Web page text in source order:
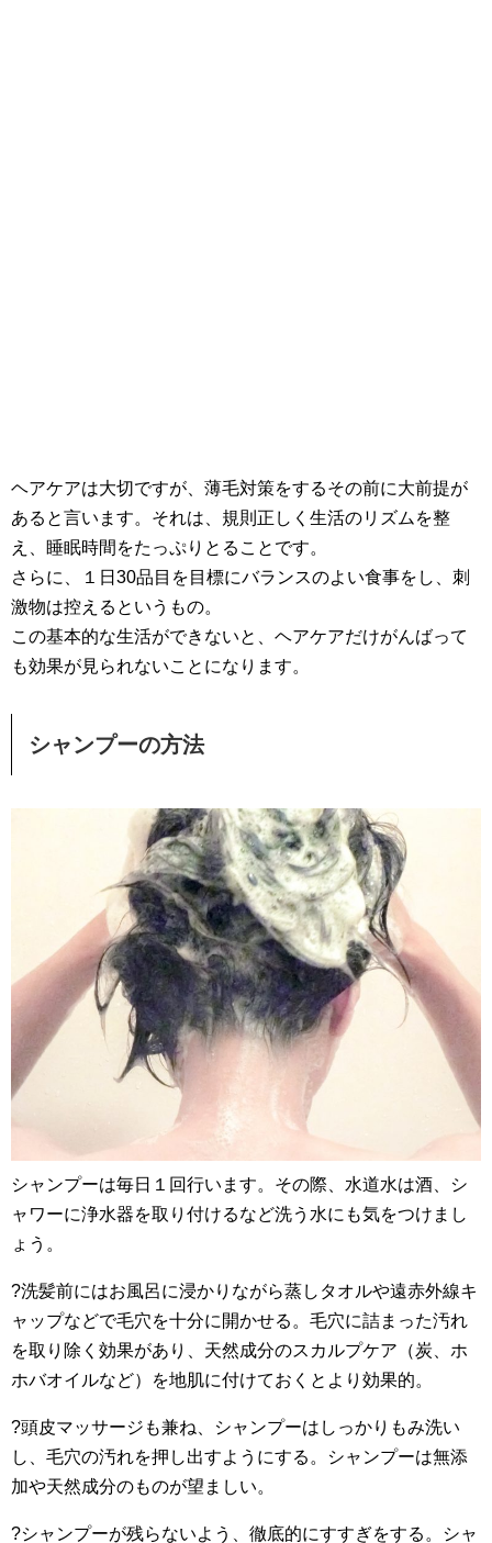
ヘアケアは大切ですが、薄毛対策をするその前に大前提が
あると言います。それは、規則正しく生活のリズムを整
え、睡眠時間をたっぷりとることです。
さらに、１日30品目を目標にバランスのよい食事をし、刺
激物は控えるというもの。
この基本的な生活ができないと、ヘアケアだけがんばって
も効果が見られないことになります。
シャンプーの方法
シャンプーは毎日１回行います。その際、水道水は酒、シ
ャワーに浄水器を取り付けるなど洗う水にも気をつけまし
ょう。
?洗髪前にはお風呂に浸かりながら蒸しタオルや遠赤外線キ
ャップなどで毛穴を十分に開かせる。毛穴に詰まった汚れ
を取り除く効果があり、天然成分のスカルプケア（炭、ホ
ホバオイルなど）を地肌に付けておくとより効果的。
?頭皮マッサージも兼ね、シャンプーはしっかりもみ洗い
し、毛穴の汚れを押し出すようにする。シャンプーは無添
加や天然成分のものが望ましい。
?シャンプーが残らないよう、徹底的にすすぎをする。シャ